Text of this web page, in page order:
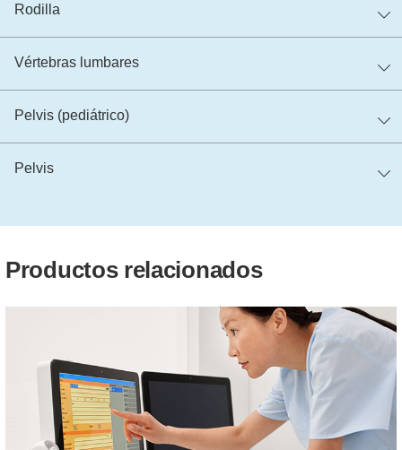
Rodilla
Vértebras lumbares
Pelvis (pediátrico)
Pelvis
Productos relacionados